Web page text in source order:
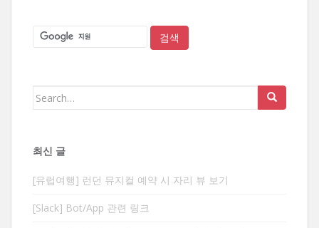
Search
최신 글
[유럽여행] 런던 뮤지컬 예약 시 자리 뷰 보기
[Slack] Bot/App 관련 링크